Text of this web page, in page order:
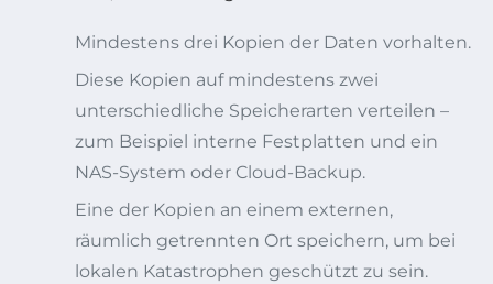
Mindestens drei Kopien der Daten vorhalten.
Diese Kopien auf mindestens zwei
unterschiedliche Speicherarten verteilen –
zum Beispiel interne Festplatten und ein
NAS-System oder Cloud-Backup.
Eine der Kopien an einem externen,
räumlich getrennten Ort speichern, um bei
lokalen Katastrophen geschützt zu sein.